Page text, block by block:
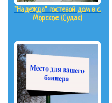
"Надежда" гостевой дом в с.
Морское (Судак)